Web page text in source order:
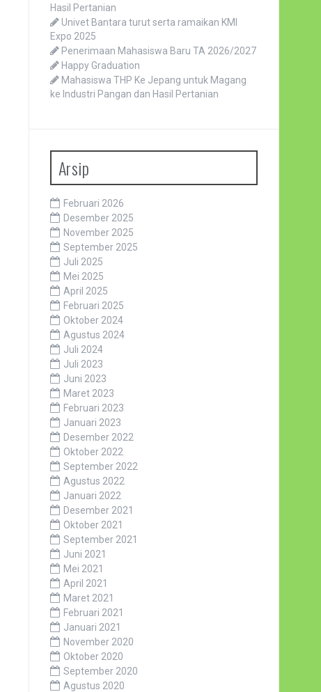
Hasil Pertanian
Univet Bantara turut serta ramaikan KMI
Expo 2025
Penerimaan Mahasiswa Baru TA 2026/2027
Happy Graduation
Mahasiswa THP Ke Jepang untuk Magang
ke Industri Pangan dan Hasil Pertanian
Arsip
Februari 2026
Desember 2025
November 2025
September 2025
Juli 2025
Mei 2025
April 2025
Februari 2025
Oktober 2024
Agustus 2024
Juli 2024
Juli 2023
Juni 2023
Maret 2023
Februari 2023
Januari 2023
Desember 2022
Oktober 2022
September 2022
Agustus 2022
Januari 2022
Desember 2021
Oktober 2021
September 2021
Juni 2021
Mei 2021
April 2021
Maret 2021
Februari 2021
Januari 2021
November 2020
Oktober 2020
September 2020
Agustus 2020